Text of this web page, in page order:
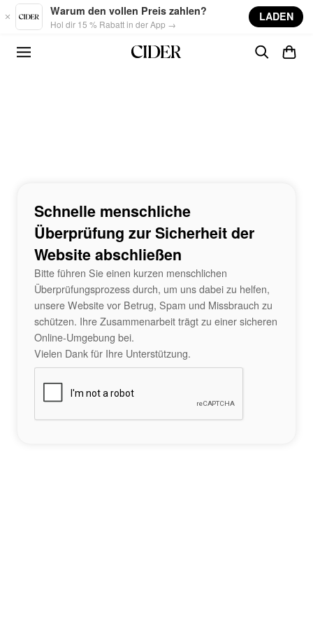
Skip to main content
Warum den vollen Preis zahlen?
Hol dir 15 % Rabatt in der App →
LADEN
Schnelle menschliche
Überprüfung zur Sicherheit der
Website abschließen
Bitte führen Sie einen kurzen menschlichen
Überprüfungsprozess durch, um uns dabei zu helfen,
unsere Website vor Betrug, Spam und Missbrauch zu
schützen. Ihre Zusammenarbeit trägt zu einer sicheren
Online-Umgebung bei.
Vielen Dank für Ihre Unterstützung.